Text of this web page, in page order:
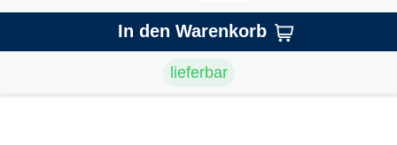
In den Warenkorb
lieferbar